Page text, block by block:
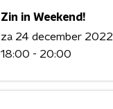
Zin in Weekend!
za 24 december 2022
18:00 - 20:00